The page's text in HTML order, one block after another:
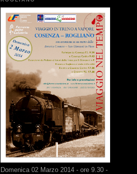
Domenica 02 Marzo 2014 - ore 9.30 -